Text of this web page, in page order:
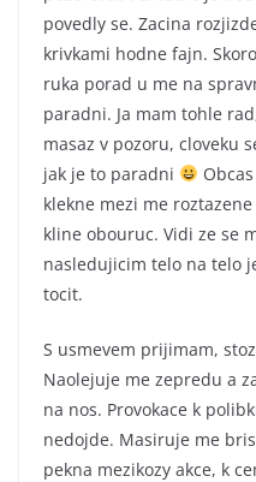
povedly se. Zacina
krivkami hodne fajn.
ruka porad u me na
paradni. Ja mam tohle
masaz v pozoru, cloveku
jak je to paradni
klekne mezi me
kline obouruc. Vidi ze se
nasledujicim telo na telo
tocit.
S usmevem prijimam,
Naolejuje me zepredu a
na nos. Provokace k
nedojde. Masiruje me
pekna mezikozy akce, k